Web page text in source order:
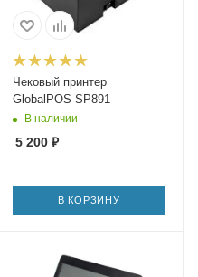
Чековый принтер
GlobalPOS SP891
В наличии
5 200₽
В КОРЗИНУ